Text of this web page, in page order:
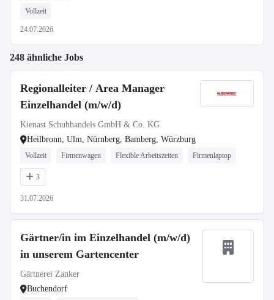
Vollzeit
24.07.2026
248 ähnliche Jobs
Regionalleiter / Area Manager
Einzelhandel (m/w/d)
Kienast Schuhhandels GmbH & Co. KG
Heilbronn, Ulm, Nürnberg, Bamberg, Würzburg
Vollzeit Firmenwagen Flexible Arbeitszeiten Firmenlaptop
3
31.07.2026
Gärtner/in im Einzelhandel (m/w/d)
in unserem Gartencenter
Gärtnerei Zanker
Buchendorf